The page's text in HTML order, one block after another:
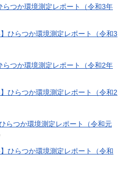
らつか環境測定レポート（令和3年
】ひらつか環境測定レポート（令和3
らつか環境測定レポート（令和2年
】ひらつか環境測定レポート（令和2
ひらつか環境測定レポート（令和元
】ひらつか環境測定レポート（令和